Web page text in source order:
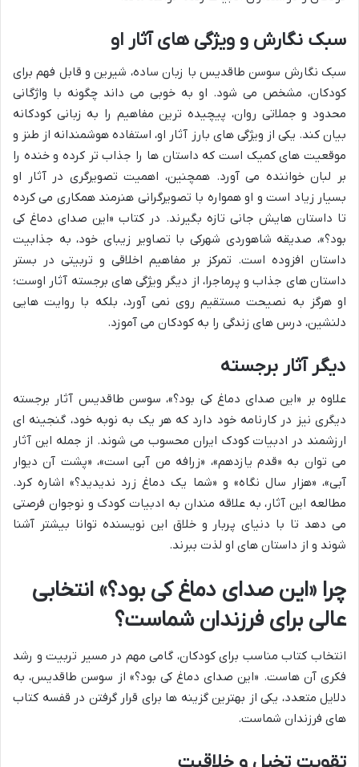
سبک نگارش و ویژگی های آثار او
سبک نگارش سوسن طاقدیس با زبان ساده، شیرین و قابل فهم برای
کودکان، مشخص می شود. او به خوبی می داند چگونه با واژگانی
محدود و جملاتی روان، پیچیده ترین مفاهیم را به زبانی کودکانه
بیان کند. یکی از ویژگی های بارز آثار او، استفاده هوشمندانه از طنز و
موقعیت های کمیک است که داستان ها را جذاب تر کرده و خنده را
بر لبان خواننده می آورد. همچنین، اهمیت تصویرگری در آثار او
بسیار زیاد است و او همواره با تصویرگرانی هنرمند همکاری می کرده
تا داستان هایش جانی تازه بگیرند. در کتاب «این صدای دماغ کی
بود؟»، صدیقه شاهوردی شهرکی با تصاویر زیبای خود، به جذابیت
داستان افزوده است. تمرکز بر مفاهیم اخلاقی و تربیتی در بستر
داستان های جذاب و پرماجرا، از دیگر ویژگی های برجسته آثار اوست؛
او هرگز به نصیحت مستقیم روی نمی آورد، بلکه با روایت هایی
دلنشین، درس های زندگی را به کودکان می آموزد.
دیگر آثار برجسته
علاوه بر «این صدای دماغ کی بود؟»، سوسن طاقدیس آثار برجسته
دیگری نیز در کارنامه خود دارد که هر یک به نوبه خود، گنجینه ای
ارزشمند در ادبیات کودک ایران محسوب می شوند. از جمله این آثار
می توان به «قدم یازدهم»، «زرافه من آبی است»، «پشت آن دیوار
آبی»، «هزار سال نگاه» و «شما یک دماغ زرد ندیدید؟» اشاره کرد.
مطالعه این آثار، به علاقه مندان به ادبیات کودک و نوجوان فرصتی
می دهد تا با دنیای پربار و خلاق این نویسنده توانا بیشتر آشنا
شوند و از داستان های او لذت ببرند.
چرا «این صدای دماغ کی بود؟» انتخابی
عالی برای فرزندان شماست؟
انتخاب کتاب مناسب برای کودکان، گامی مهم در مسیر تربیت و رشد
فکری آن هاست. «این صدای دماغ کی بود؟» از سوسن طاقدیس، به
دلایل متعدد، یکی از بهترین گزینه ها برای قرار گرفتن در قفسه کتاب
های فرزندان شماست.